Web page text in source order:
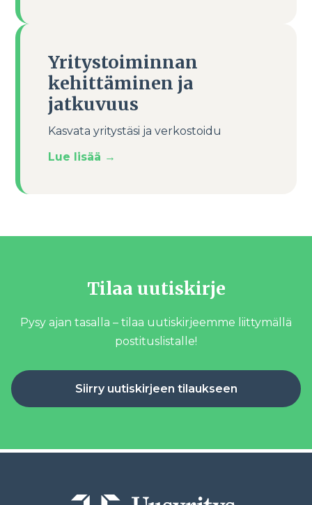
Yritystoiminnan
kehittäminen ja
jatkuvuus
Kasvata yritystäsi ja verkostoidu
Lue lisää →
Tilaa uutiskirje
Pysy ajan tasalla – tilaa uutiskirjeemme liittymällä
postituslistalle!
Siirry uutiskirjeen tilaukseen